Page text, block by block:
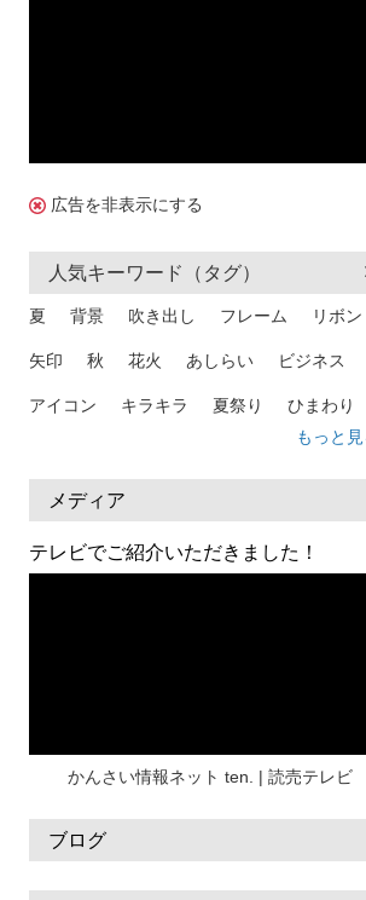
広告を非表示にする
人気キーワード（タグ）
夏 背景 吹き出し フレーム リボン
矢印 秋 花火 あしらい ビジネス
アイコン キラキラ 夏祭り ひまわり
熱中症
人物 暑中見舞い
日本地図 海
もっと見
メディア
テレビでご紹介いただきました！
かんさい情報ネット ten. | 読売テレビ
ブログ